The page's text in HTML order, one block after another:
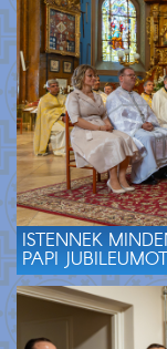
ISTENNEK
PAPI